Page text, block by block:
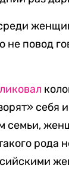
не повод
себя
семьи,
рода